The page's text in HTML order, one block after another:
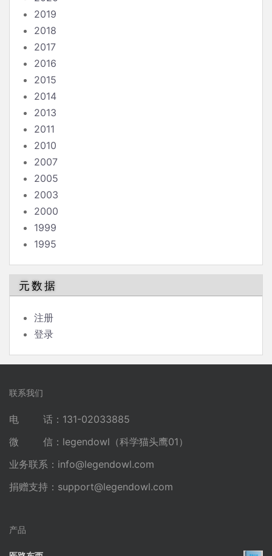
2019
2018
2017
2016
2015
2014
2013
2011
2010
2007
2005
2003
2000
1999
1995
元数据
注册
登录
联系我们
电 话：131-02033885
微 信：legendowl（科学猫头鹰01）
业务联系： info@legendowl.com
捐赠支持： support@legendowl.com
产品